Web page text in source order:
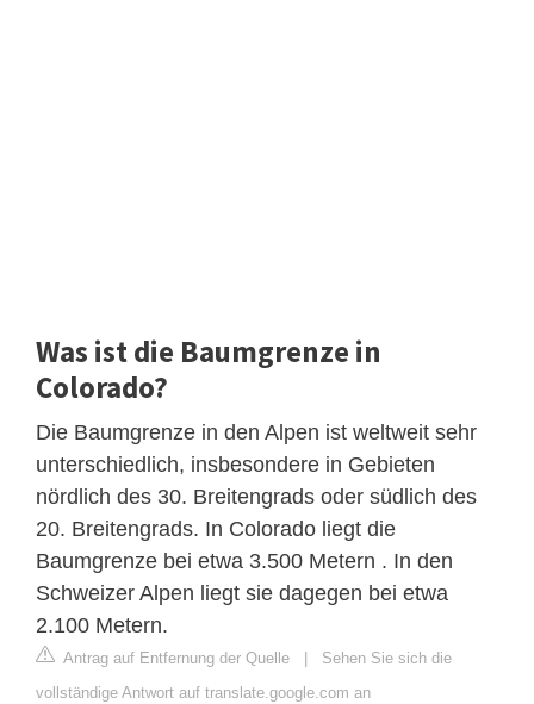
Was ist die Baumgrenze in
Colorado?
Die Baumgrenze in den Alpen ist weltweit sehr
unterschiedlich, insbesondere in Gebieten
nördlich des 30. Breitengrads oder südlich des
20. Breitengrads. In Colorado liegt die
Baumgrenze bei etwa 3.500 Metern . In den
Schweizer Alpen liegt sie dagegen bei etwa
2.100 Metern.
Antrag auf Entfernung der Quelle
Sehen Sie sich die
vollständige Antwort auf translate.google.com an